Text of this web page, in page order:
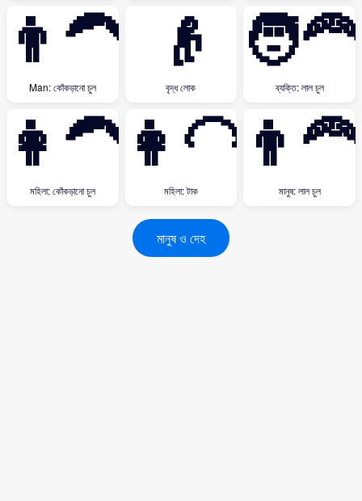
👨‍🦱
Man: কোঁকড়ানো চুল
👴
বৃদ্ধ লোক
🧑‍🦰
ব্যক্তি: লাল চুল
👩‍🦱
মহিলা: কোঁকড়ানো চুল
👩‍🦲
মহিলা: টাক
👨‍🦰
মানুষ: লাল চুল
মানুষ ও দেহ